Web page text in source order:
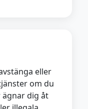
eller
om du
dig åt